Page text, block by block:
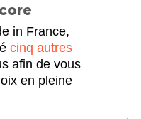
in France,
cinq autres
afin de vous
en pleine